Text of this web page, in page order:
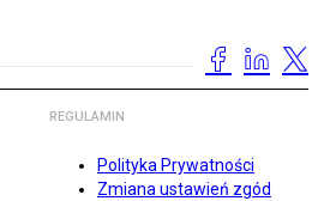
REGULAMIN
Polityka Prywatności
Zmiana ustawień zgód